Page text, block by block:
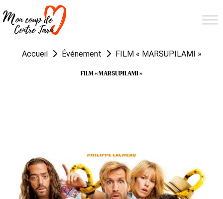
Accueil Événement FILM « MARSUPILAMI »
FILM « MARSUPILAMI »